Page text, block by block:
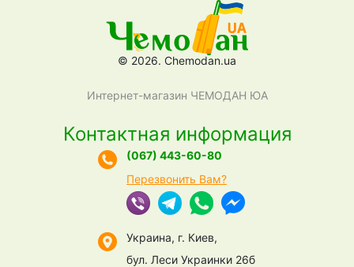
© 2026. Chemodan.ua
Интернет-магазин ЧЕМОДАН ЮА
Контактная информация
(067) 443-60-80
Перезвонить Вам?
Украина, г. Киев,
бул. Леси Украинки 26б